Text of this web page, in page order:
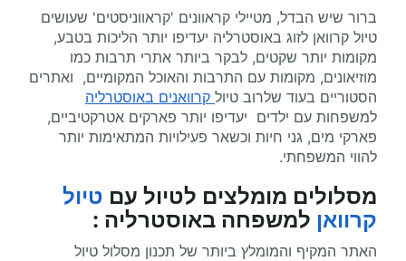
ברור שיש הבדל, מטיילי קראוונים 'קראווניסטים' שעושים
טיול קרוואן לזוג באוסטרליה יעדיפו יותר הליכות בטבע,
מקומות יותר שקטים, לבקר ביותר אתרי תרבות כמו
מוזיאונים, מקומות עם התרבות והאוכל המקומיים, ואתרים
הסטוריים בעוד שלרוב טיול קרוואנים באוסטרליה
למשפחות עם ילדים יעדיפו יותר פארקים אטרקטיביים,
פארקי מים, גני חיות וכשאר פעילויות המתאימות יותר
להווי המשפחתי.
מסלולים מומלצים לטיול עם טיול
קרוואן למשפחה באוסטרליה :
האתר המקיף והמומלץ ביותר של תכנון מסלול טיול